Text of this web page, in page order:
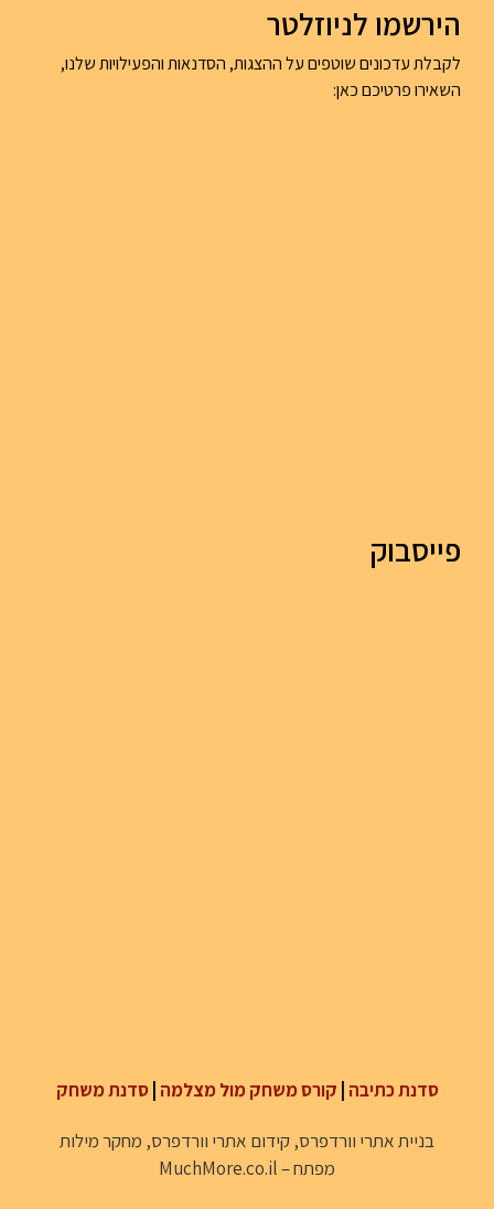
הירשמו לניוזלטר
לקבלת עדכונים שוטפים על ההצגות, הסדנאות והפעילויות שלנו,
השאירו פרטיכם כאן:
פייסבוק
סדנת כתיבה קורס משחק מול מצלמה |סדנת משחק
בניית אתרי וורדפרס, קידום אתרי וורדפרס, מחקר מילות
מפתח–
MuchMore.co.il